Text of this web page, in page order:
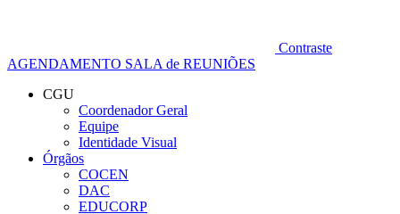
Contraste
AGENDAMENTO SALA de REUNIÕES
CGU
Coordenador Geral
Equipe
Identidade Visual
Órgãos
COCEN
DAC
EDUCORP